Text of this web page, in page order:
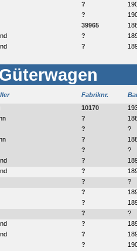
?
?
39965
?
?
Fabriknr.
10170
?
?
?
?
?
?
?
?
?
?
?
?
?
?
?
?
?